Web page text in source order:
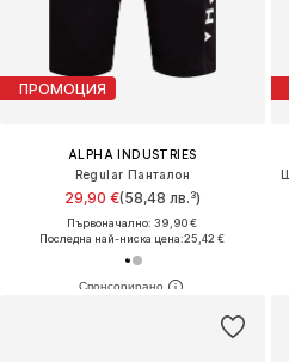
ПРОМОЦИЯ
ALPHA INDUSTRIES
Regular Панталон
29,90 €(58,48 лв.³)
Първоначално: 39,90 €
Последна най-ниска цена:25,42 €